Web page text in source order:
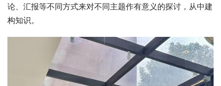
论、汇报等不同方式来对不同主题作有意义的探讨，从中建
构知识。